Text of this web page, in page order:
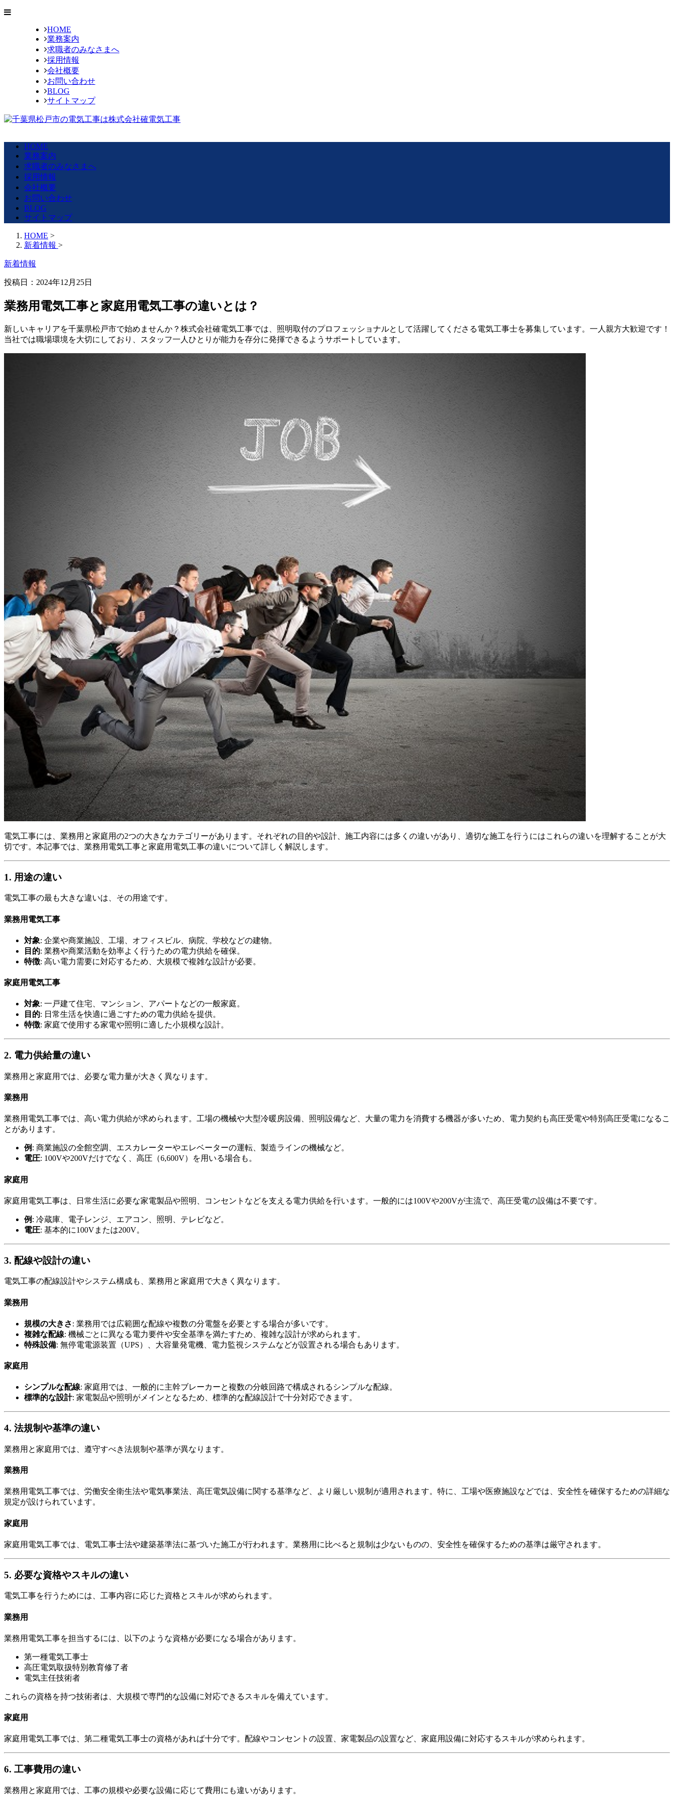
HOME
業務案内
求職者のみなさまへ
採用情報
会社概要
お問い合わせ
BLOG
サイトマップ
HOME
業務案内
求職者のみなさまへ
採用情報
会社概要
お問い合わせ
BLOG
サイトマップ
HOME >
新着情報 >
新着情報
投稿日：2024年12月25日
業務用電気工事と家庭用電気工事の違いとは？
新しいキャリアを千葉県松戸市で始めませんか？株式会社確電気工事では、照明取付のプロフェッショナルとして活躍してくださる電気工事士を募集しています。一人親方大歓迎です！
当社では職場環境を大切にしており、スタッフ一人ひとりが能力を存分に発揮できるようサポートしています。
電気工事には、業務用と家庭用の2つの大きなカテゴリーがあります。それぞれの目的や設計、施工内容には多くの違いがあり、適切な施工を行うにはこれらの違いを理解することが大
切です。本記事では、業務用電気工事と家庭用電気工事の違いについて詳しく解説します。
1. 用途の違い
電気工事の最も大きな違いは、その用途です。
業務用電気工事
対象: 企業や商業施設、工場、オフィスビル、病院、学校などの建物。
目的: 業務や商業活動を効率よく行うための電力供給を確保。
特徴: 高い電力需要に対応するため、大規模で複雑な設計が必要。
家庭用電気工事
対象: 一戸建て住宅、マンション、アパートなどの一般家庭。
目的: 日常生活を快適に過ごすための電力供給を提供。
特徴: 家庭で使用する家電や照明に適した小規模な設計。
2. 電力供給量の違い
業務用と家庭用では、必要な電力量が大きく異なります。
業務用
業務用電気工事では、高い電力供給が求められます。工場の機械や大型冷暖房設備、照明設備など、大量の電力を消費する機器が多いため、電力契約も高圧受電や特別高圧受電になるこ
とがあります。
例 : 商業施設の全館空調、エスカレーターやエレベーターの運転、製造ラインの機械など。
電圧: 100Vや200Vだけでなく、高圧（6,600V）を用いる場合も。
家庭用
家庭用電気工事は、日常生活に必要な家電製品や照明、コンセントなどを支える電力供給を行います。一般的には100Vや200Vが主流で、高圧受電の設備は不要です。
例 : 冷蔵庫、電子レンジ、エアコン、照明、テレビなど。
電圧: 基本的に100Vまたは200V。
3. 配線や設計の違い
電気工事の配線設計やシステム構成も、業務用と家庭用で大きく異なります。
業務用
規模の大きさ: 業務用では広範囲な配線や複数の分電盤を必要とする場合が多いです。
複雑な配線: 機械ごとに異なる電力要件や安全基準を満たすため、複雑な設計が求められます。
特殊設備: 無停電電源装置（UPS）、大容量発電機、電力監視システムなどが設置される場合もあります。
家庭用
シンプルな配線: 家庭用では、一般的に主幹ブレーカーと複数の分岐回路で構成されるシンプルな配線。
標準的な設計: 家電製品や照明がメインとなるため、標準的な配線設計で十分対応できます。
4. 法規制や基準の違い
業務用と家庭用では、遵守すべき法規制や基準が異なります。
業務用
業務用電気工事では、労働安全衛生法や電気事業法、高圧電気設備に関する基準など、より厳しい規制が適用されます。特に、工場や医療施設などでは、安全性を確保するための詳細な
規定が設けられています。
家庭用
家庭用電気工事では、電気工事士法や建築基準法に基づいた施工が行われます。業務用に比べると規制は少ないものの、安全性を確保するための基準は厳守されます。
5. 必要な資格やスキルの違い
電気工事を行うためには、工事内容に応じた資格とスキルが求められます。
業務用
業務用電気工事を担当するには、以下のような資格が必要になる場合があります。
第一種電気工事士
高圧電気取扱特別教育修了者
電気主任技術者
これらの資格を持つ技術者は、大規模で専門的な設備に対応できるスキルを備えています。
家庭用
家庭用電気工事では、第二種電気工事士の資格があれば十分です。配線やコンセントの設置、家電製品の設置など、家庭用設備に対応するスキルが求められます。
6. 工事費用の違い
業務用と家庭用では、工事の規模や必要な設備に応じて費用にも違いがあります。